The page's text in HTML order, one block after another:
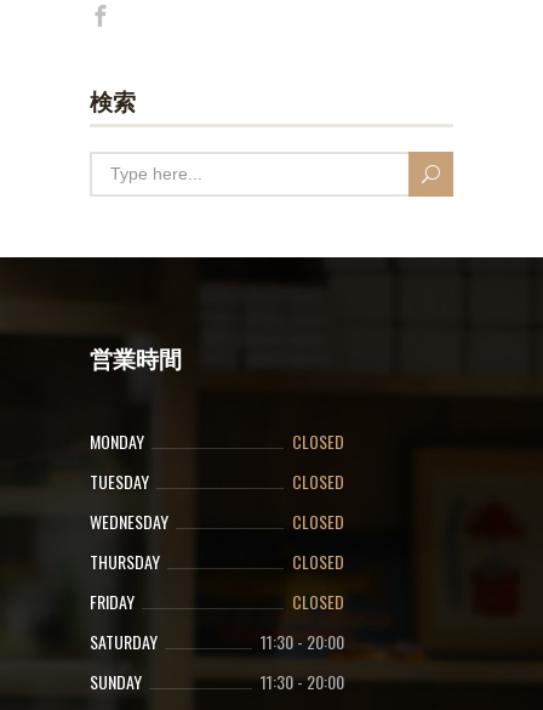
検索
営業時間
MONDAY
CLOSED
TUESDAY
CLOSED
WEDNESDAY
CLOSED
THURSDAY
CLOSED
FRIDAY
CLOSED
SATURDAY
11:30- 20:00
SUNDAY
11:30-20:00